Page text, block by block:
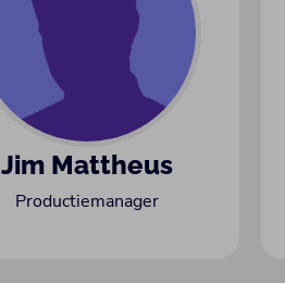
Jim Mattheus
Productiemanager